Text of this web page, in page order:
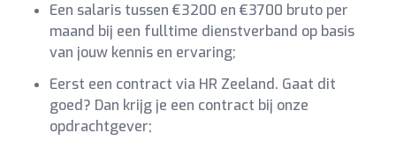
Een salaris tussen €3200 en €3700 bruto per
maand bij een fulltime dienstverband op basis
van jouw kennis en ervaring;
Eerst een contract via HR Zeeland. Gaat dit
goed? Dan krijg je een contract bij onze
opdrachtgever;